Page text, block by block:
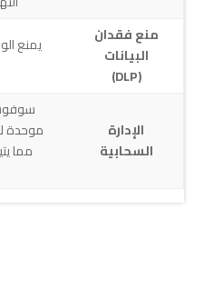
منع فقدان
البيانات
(DLP)
يمنع
الإدارة
السحابية
موحدة
مما